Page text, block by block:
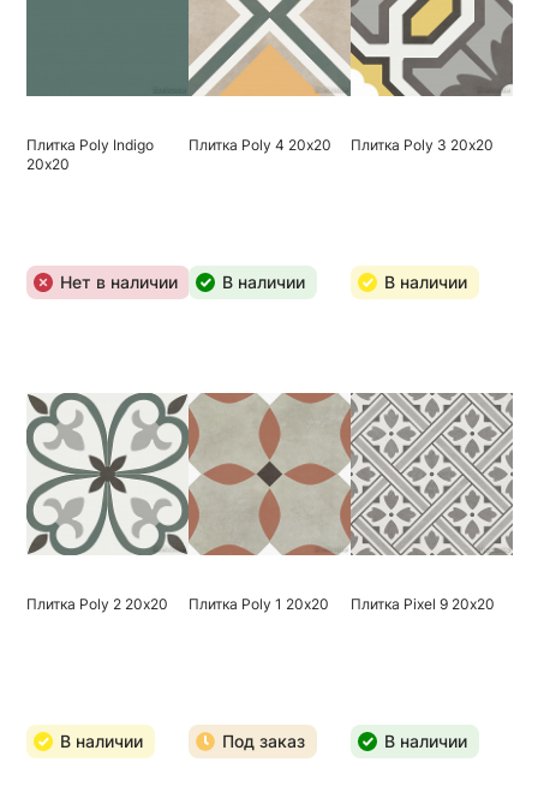
Плитка Poly Indigo
20х20
Нет в наличии
Плитка Poly 4 20х20
В наличии
Плитка Poly 3 20х20
В наличии
Плитка Poly 2 20х20
В наличии
Плитка Poly 1 20х20
Под заказ
Плитка Pixel 9 20х20
В наличии